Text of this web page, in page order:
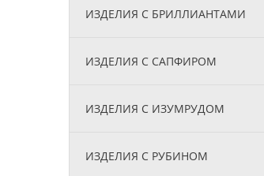
ИЗДЕЛИЯ С БРИЛЛИАНТАМИ
ИЗДЕЛИЯ С САПФИРОМ
ИЗДЕЛИЯ С ИЗУМРУДОМ
ИЗДЕЛИЯ С РУБИНОМ